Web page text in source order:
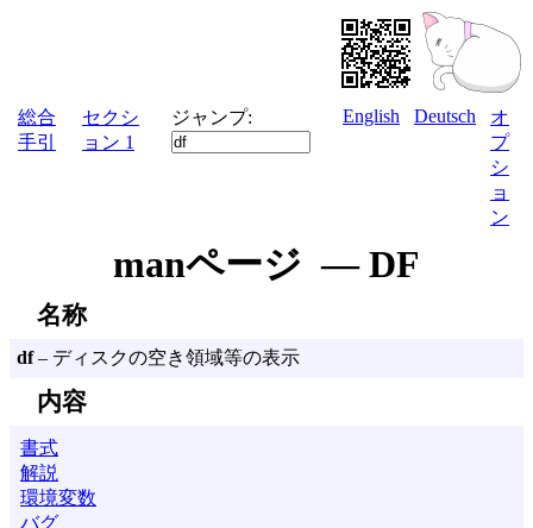
総合
手引
セクシ
ョン 1
ジャンプ: English Deutsch
オ
プ
シ
ョ
ン
manページ — DF
名称
df– ディスクの空き領域等の表示
内容
書式
解説
環境変数
バグ